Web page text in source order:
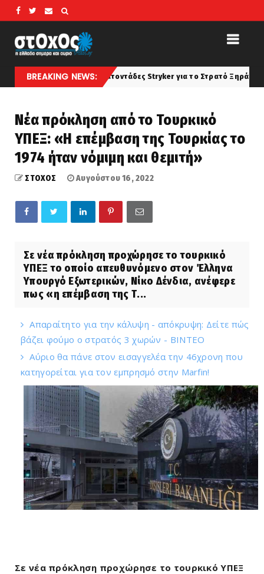
BREAKING NEWS:
μερικές εκατοντάδες Stryker για το Στρατό Ξηράς που θα
Νέα πρόκληση από το Τουρκικό
ΥΠΕΞ: «Η επέμβαση της Τουρκίας το
1974 ήταν νόμιμη και θεμιτή»
ΣΤΟΧΟΣ Αυγούστου 16, 2022
Σε νέα πρόκληση προχώρησε το τουρκικό
ΥΠΕΞ το οποίο απευθυνόμενο στον Έλληνα
Υπουργό Εξωτερικών, Νίκο Δένδια, ανέφερε
πως «η επέμβαση της Τ...
Απαραίτητο για την κάλυψη - απόκρυψη: Δείτε πώς
βάζει φούμο ο στρατός 3 χωρών - ΒΙΝΤΕΟ
Αύριο θα πάνε στον εισαγγελέα την 46χρονη που
κατηγορείται για τον εμπρησμό στην Marfin!
Σε νέα πρόκληση προχώρησε το τουρκικό ΥΠΕΞ